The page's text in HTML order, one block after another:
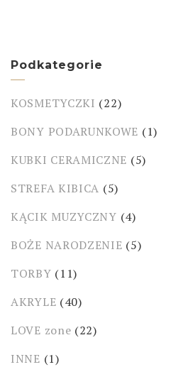
Podkategorie
KOSMETYCZKI (22)
BONY PODARUNKOWE (1)
KUBKI CERAMICZNE (5)
STREFA KIBICA (5)
KĄCIK MUZYCZNY (4)
BOŻE NARODZENIE (5)
TORBY (11)
AKRYLE (40)
LOVE zone (22)
INNE (1)